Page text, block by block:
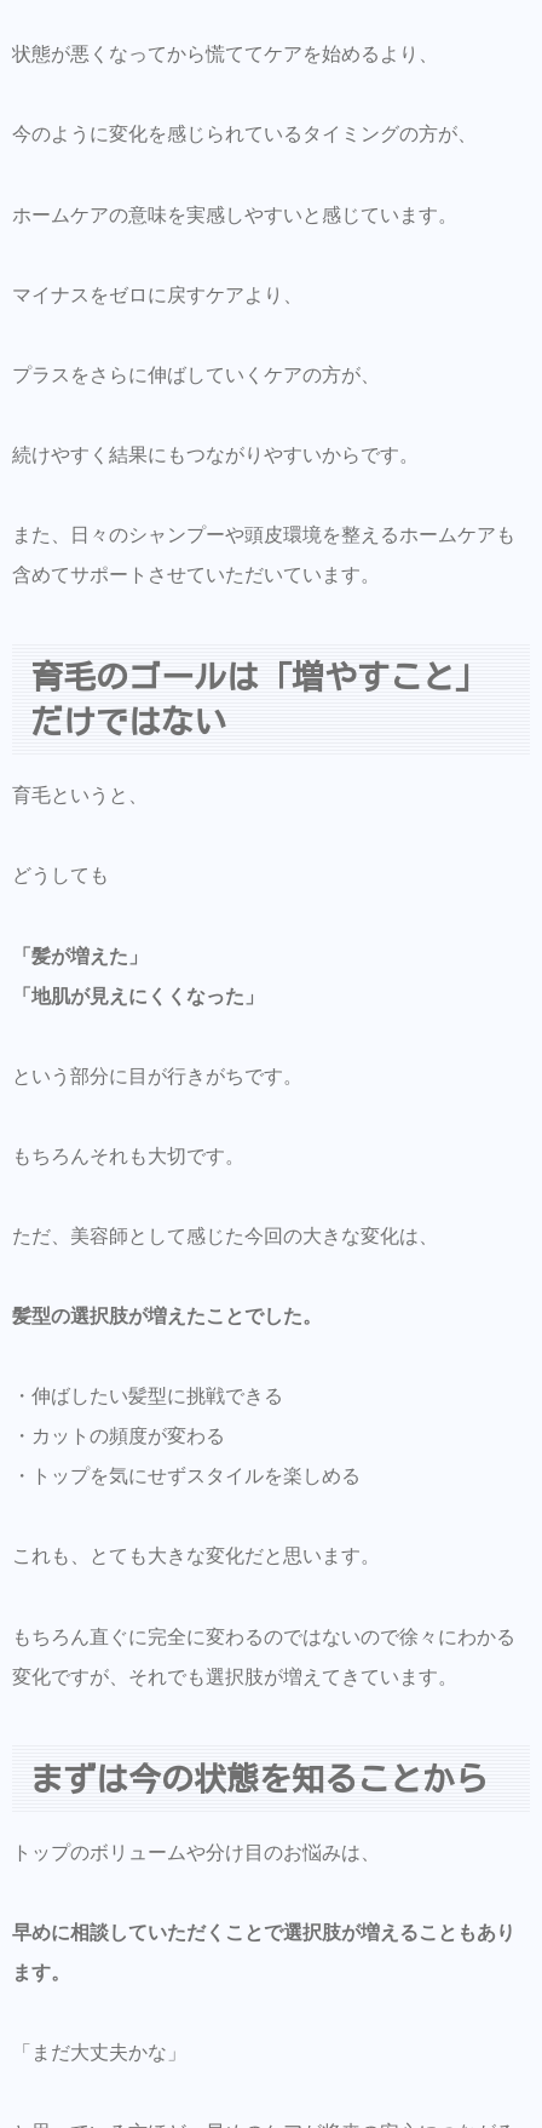
状態が悪くなってから慌ててケアを始めるより、
今のように変化を感じられているタイミングの方が、
ホームケアの意味を実感しやすいと感じています。
マイナスをゼロに戻すケアより、
プラスをさらに伸ばしていくケアの方が、
続けやすく結果にもつながりやすいからです。
また、日々のシャンプーや頭皮環境を整えるホームケアも
含めてサポートさせていただいています。
育毛のゴールは「増やすこと」
だけではない
育毛というと、
どうしても
「髪が増えた」
「地肌が見えにくくなった」
という部分に目が行きがちです。
もちろんそれも大切です。
ただ、美容師として感じた今回の大きな変化は、
髪型の選択肢が増えたことでした。
・伸ばしたい髪型に挑戦できる
・カットの頻度が変わる
・トップを気にせずスタイルを楽しめる
これも、とても大きな変化だと思います。
もちろん直ぐに完全に変わるのではないので徐々にわかる
変化ですが、それでも選択肢が増えてきています。
まずは今の状態を知ることから
トップのボリュームや分け目のお悩みは、
早めに相談していただくことで選択肢が増えることもあり
ます。
「まだ大丈夫かな」